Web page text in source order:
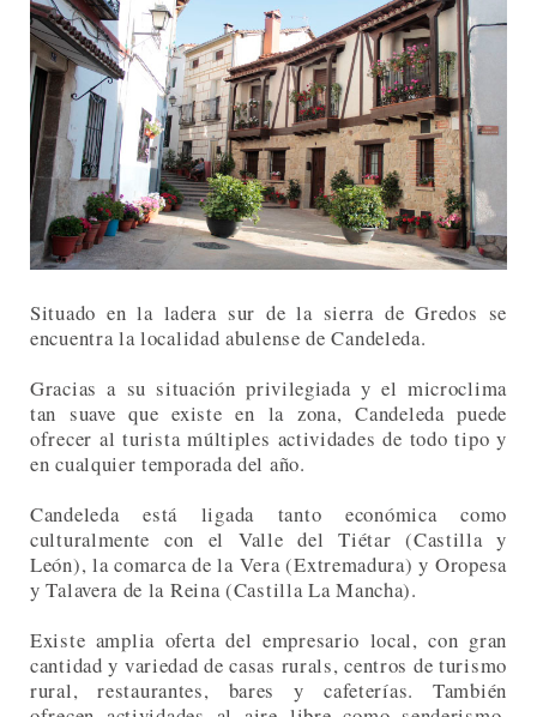
Situado en la ladera sur de la sierra de Gredos se
encuentra la localidad abulense de Candeleda.
Gracias a su situación privilegiada y el microclima
tan suave que existe en la zona, Candeleda puede
ofrecer al turista múltiples actividades de todo tipo y
en cualquier temporada del año.
Candeleda está ligada tanto económica como
culturalmente con el Valle del Tiétar (Castilla y
León), la comarca de la Vera (Extremadura) y Oropesa
y Talavera de la Reina (Castilla La Mancha).
Existe amplia oferta del empresario local, con gran
cantidad y variedad de casas rurals, centros de turismo
rural, restaurantes, bares y cafeterías. También